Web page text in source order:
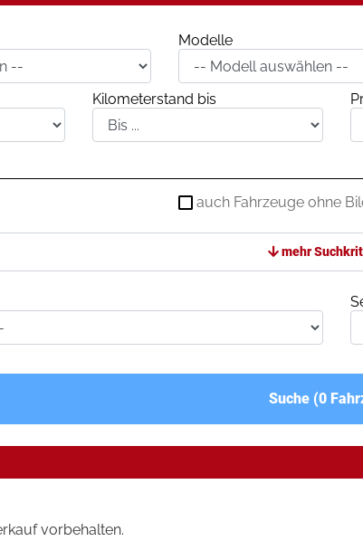
Modelle
Kilometerstand bis
auch Fahrzeuge ohne
mehr
Suche (0
vorbehalten.